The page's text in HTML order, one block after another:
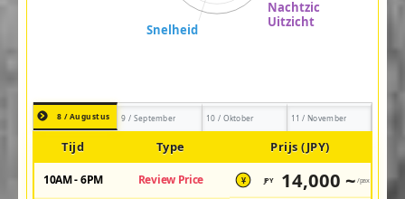
8 / Augustus 9 / September 10 / Oktober 11 / November
Tijd Type Prijs (JPY)
10AM - 6PM Review Price ¥ JPY 14,000 ~ /pax